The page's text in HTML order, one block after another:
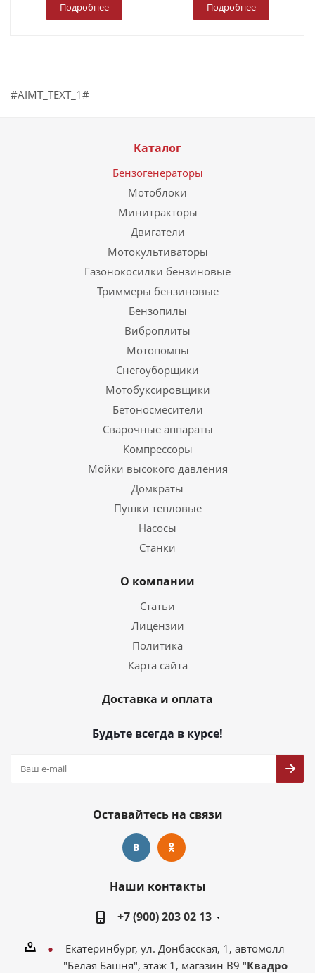
Подробнее Подробнее
#AIMT_TEXT_1#
Каталог
Бензогенераторы
Мотоблоки
Минитракторы
Двигатели
Мотокультиваторы
Газонокосилки бензиновые
Триммеры бензиновые
Бензопилы
Виброплиты
Мотопомпы
Снегоуборщики
Мотобуксировщики
Бетоносмесители
Сварочные аппараты
Компрессоры
Мойки высокого давления
Домкраты
Пушки тепловые
Насосы
Станки
О компании
Статьи
Лицензии
Политика
Карта сайта
Доставка и оплата
Будьте всегда в курсе!
Оставайтесь на связи
Наши контакты
+7 (900) 203 02 13
Екатеринбург, ул. Донбасская, 1, автомолл
"Белая Башня", этаж 1, магазин В9 "Квадро